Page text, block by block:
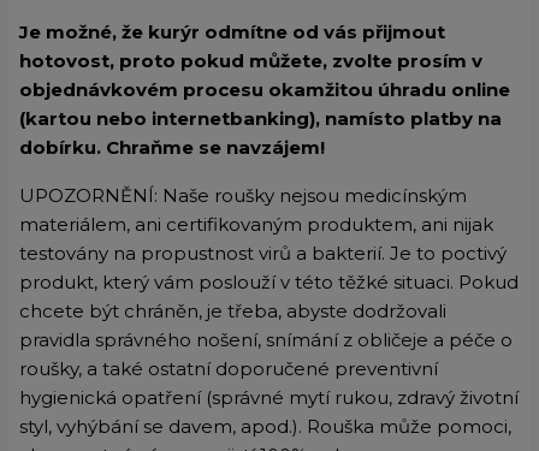
Je možné, že kurýr odmítne od vás přijmout
hotovost, proto pokud můžete, zvolte prosím v
objednávkovém procesu okamžitou úhradu online
(kartou nebo internetbanking), namísto platby na
dobírku. Chraňme se navzájem!
UPOZORNĚNÍ: Naše roušky nejsou medicínským
materiálem, ani certifikovaným produktem, ani nijak
testovány na propustnost virů a bakterií. Je to poctivý
produkt, který vám poslouží v této těžké situaci. Pokud
chcete být chráněn, je třeba, abyste dodržovali
pravidla správného nošení, snímání z obličeje a péče o
roušky, a také ostatní doporučené preventivní
hygienická opatření (správné mytí rukou, zdravý životní
styl, vyhýbání se davem, apod.). Rouška může pomoci,